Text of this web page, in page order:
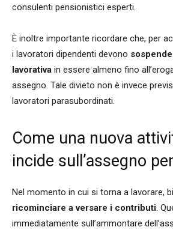
consulenti pensionistici esperti.
È inoltre importante ricordare che, per
i lavoratori dipendenti devono
lavorativa in essere almeno fino
assegno. Tale divieto non è invece
lavoratori parasubordinati.
Come una nuova
incide sull’assegno
Nel momento in cui si torna a lavorare,
ricominciare a versare i contributi.
immediatamente sull’ammontare